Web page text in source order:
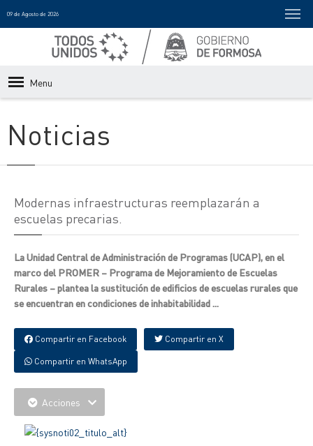
09 de Agosto de 2026
Menu
Noticias
Modernas infraestructuras reemplazarán a
escuelas precarias.
La Unidad Central de Administración de Programas (UCAP), en el
marco del PROMER – Programa de Mejoramiento de Escuelas
Rurales – plantea la sustitución de edificios de escuelas rurales que
se encuentran en condiciones de inhabitabilidad ...
Compartir en Facebook Compartir en X
Compartir en WhatsApp
Acciones